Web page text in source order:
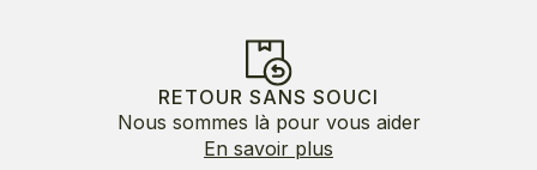
RETOUR SANS SOUCI
Nous sommes là pour vous aider
En savoir plus